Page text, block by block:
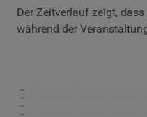
Der Zeitverlauf zeigt,
während der